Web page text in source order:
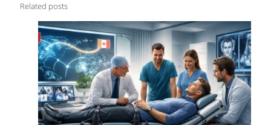
Related posts